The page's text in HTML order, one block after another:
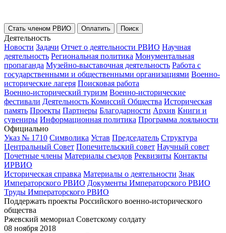
Стать членом РВИО Оплатить Поиск
Деятельность
Новости Задачи Отчет о деятельности РВИО Научная
деятельность Региональная политика Монументальная
пропаганда Музейно-выставочная деятельность Работа с
государственными и общественными организациями Военно-
исторические лагеря Поисковая работа
Военно-исторический туризм Военно-исторические
фестивали Деятельность Комиссий Общества Историческая
память Проекты Партнеры Благодарности Архив Книги и
сувениры Информационная политика Программа лояльности
Официально
Указ № 1710 Символика Устав Председатель Структура
Центральный Совет Попечительский совет Научный совет
Почетные члены Материалы съездов Реквизиты Контакты
ИРВИО
Историческая справка Материалы о деятельности Знак
Императорского РВИО Документы Императорского РВИО
Труды Императорского РВИО
Поддержать проекты Российского военно-исторического
общества
Ржевский мемориал Советскому солдату
08 ноября 2018